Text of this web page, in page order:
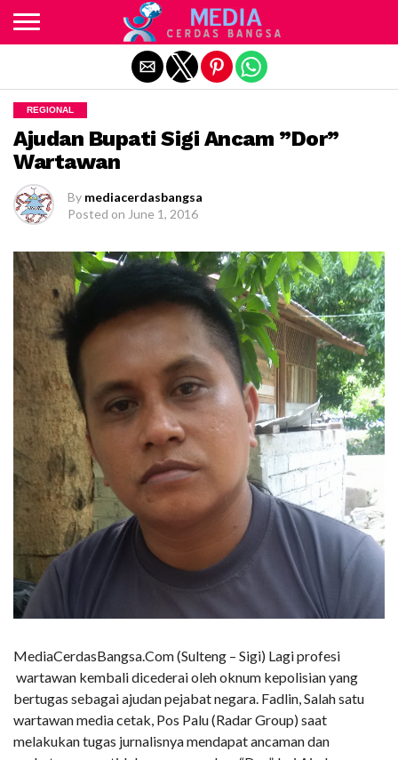
REGIONAL
Ajudan Bupati Sigi Ancam ”Dor”
Wartawan
By mediacerdasbangsa
Posted on June 1, 2016
MediaCerdasBangsa.Com (Sulteng – Sigi) Lagi profesi
wartawan kembali dicederai oleh oknum kepolisian yang
bertugas sebagai ajudan pejabat negara. Fadlin, Salah satu
wartawan media cetak, Pos Palu (Radar Group) saat
melakukan tugas jurnalisnya mendapat ancaman dan
Exit mobile version